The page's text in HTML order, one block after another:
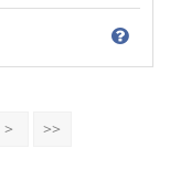
> >>